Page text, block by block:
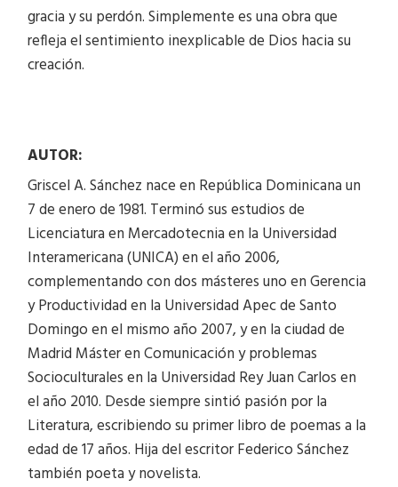
gracia y su perdón. Simplemente es una obra que
refleja el sentimiento inexplicable de Dios hacia su
creación.
AUTOR:
Griscel A. Sánchez nace en República Dominicana un
7 de enero de 1981. Terminó sus estudios de
Licenciatura en Mercadotecnia en la Universidad
Interamericana (UNICA) en el año 2006,
complementando con dos másteres uno en Gerencia
y Productividad en la Universidad Apec de Santo
Domingo en el mismo año 2007, y en la ciudad de
Madrid Máster en Comunicación y problemas
Socioculturales en la Universidad Rey Juan Carlos en
el año 2010. Desde siempre sintió pasión por la
Literatura, escribiendo su primer libro de poemas a la
edad de 17 años. Hija del escritor Federico Sánchez
también poeta y novelista.